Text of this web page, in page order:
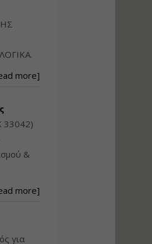
more]
33042)
&
more]
για
Ορίων Πόλεων και
Σχεδίου Δόμησης
€145.00
8 ώρες
Βασικά στοιχεία
ανάλυση Συστημάτων